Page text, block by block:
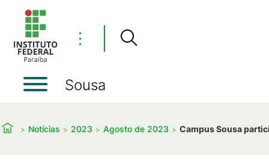
⋮
Sousa
Notícias 2023 Agosto de 2023 Campus Sousa